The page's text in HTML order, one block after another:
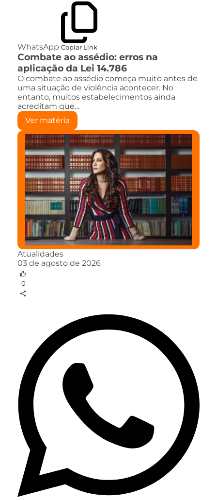
WhatsApp Copiar Link
Combate ao assédio: erros na
aplicação da Lei 14.786
O combate ao assédio começa muito antes de
uma situação de violência acontecer. No
entanto, muitos estabelecimentos ainda
acreditam que…
Ver matéria
Atualidades
03 de agosto de 2026
0